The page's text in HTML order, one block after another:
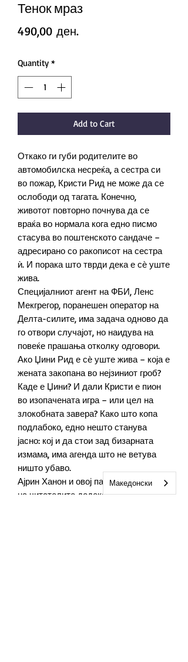
Тенок мраз
490,00 ден.
Quantity *
Add to Cart
Откако ги губи родителите во
автомобилска несреќа, а сестра си
во пожар, Кристи Рид не може да се
ослободи од тагата. Конечно,
животот повторно почнува да се
враќа во нормала кога едно писмо
стасува во поштенското сандаче –
адресирано со ракописот на сестра
ѝ. И порака што тврди дека е сѐ уште
жива.
Специјалниот агент на ФБИ, Ленс
Мекгрегор, поранешен оператор на
Делта-силите, има задача одново да
го отвори случајот, но наидува на
повеќе прашања отколку одговори.
Ако Џини Рид е сѐ уште жива – која е
жената закопана во нејзиниот гроб?
Каде е Џини? И дали Кристи е пион
во изопачената игра – или цел на
злокобната завера? Како што копа
подлабоко, едно нешто станува
јасно: кој и да стои зад бизарната
измама, има агенда што не ветува
ништо убаво.
Ајрин Ханон и овој пат ги грее срцата
на читателите додека ја развива
Македонски